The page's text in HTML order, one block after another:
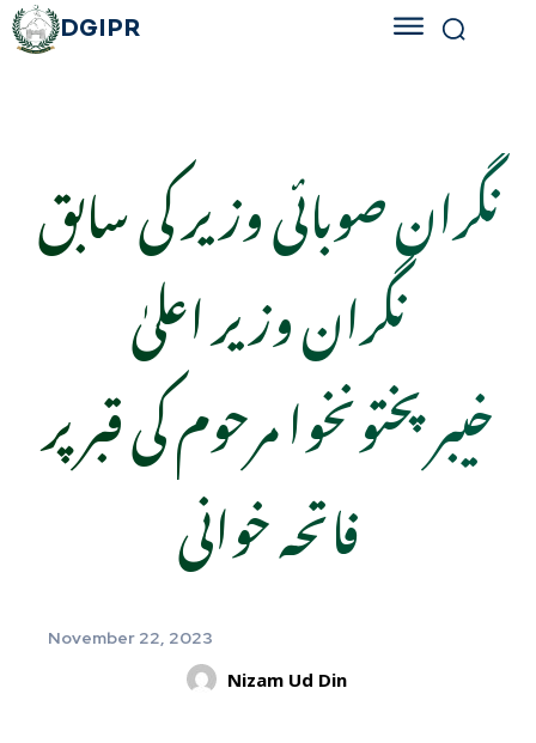
DGIPR
نگران صوبائی وزیر کی سابق
نگران وزیر اعلیٰ
خیبرپختونخوا مرحوم کی قبر پر
فاتحہ خوانی
November 22, 2023
Nizam Ud Din